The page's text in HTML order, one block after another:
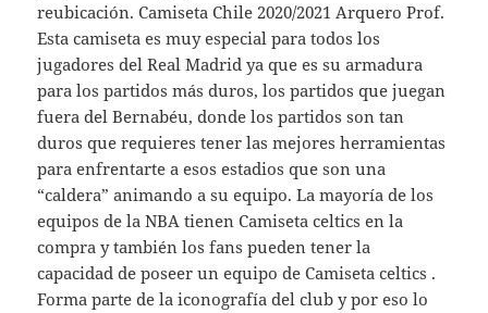
reubicación. Camiseta Chile 2020/2021 Arquero Prof.
Esta camiseta es muy especial para todos los
jugadores del Real Madrid ya que es su armadura
para los partidos más duros, los partidos que juegan
fuera del Bernabéu, donde los partidos son tan
duros que requieres tener las mejores herramientas
para enfrentarte a esos estadios que son una
“caldera” animando a su equipo. La mayoría de los
equipos de la NBA tienen Camiseta celtics en la
compra y también los fans pueden tener la
capacidad de poseer un equipo de Camiseta celtics .
Forma parte de la iconografía del club y por eso lo